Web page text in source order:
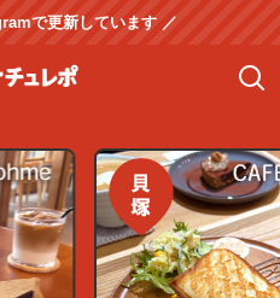
で更新しています ／